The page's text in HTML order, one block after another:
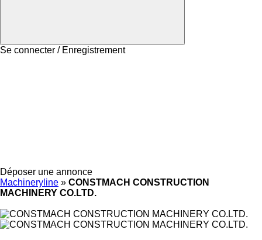
Se connecter / Enregistrement
Déposer une annonce
Machineryline » CONSTMACH CONSTRUCTION
MACHINERY CO.LTD.